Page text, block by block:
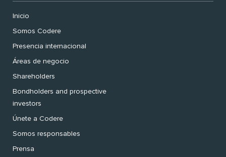
Inicio
Somos Codere
Presencia internacional
Áreas de negocio
Shareholders
Bondholders and prospective
investors
Únete a Codere
Somos responsables
Prensa